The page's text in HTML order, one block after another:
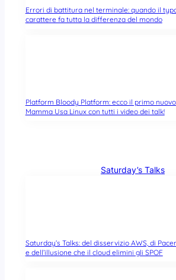
Errori di battitura nel terminale: quando il
carattere fa tutta la differenza del mondo
Platform Bloody Platform: ecco il primo
Mamma Usa Linux con tutti i video dei talk!
Saturday’s Talks
Saturday’s Talks: del disservizio AWS, di
e dell’illusione che il cloud elimini gli SPOF